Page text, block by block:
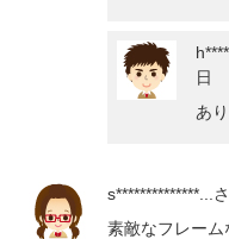
日
あ
s**************...
素敵なフレー